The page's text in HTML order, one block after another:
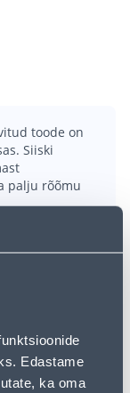
Edastame
ka oma
toode on
Siiski
palju rõõmu
- oma
et leida